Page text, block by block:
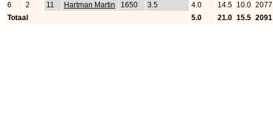
6
2 11 Hartman Martin 1650 3.5 4.0 14.5 10.0 2077
Totaal
5.0 21.0 15.5 2091